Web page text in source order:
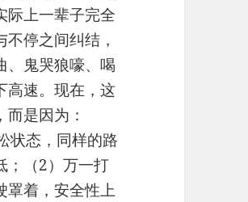
际上一辈子完全
停之间纠结，
、鬼哭狼嚎、喝
高速。现在，这
是因为：
状态，同样的路
；（2）万一打
罩着，安全性上